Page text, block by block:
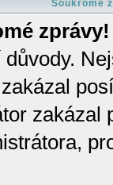
Soukromé
zprávy!
zakázal